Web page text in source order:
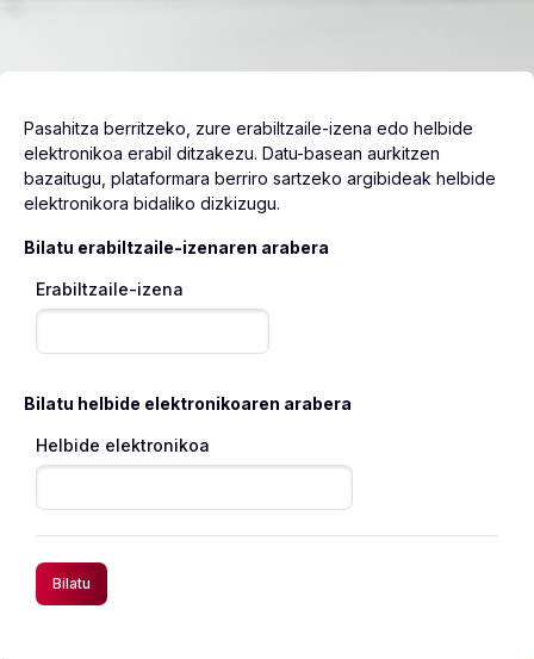
Pasahitza berritzeko, zure erabiltzaile-izena edo helbide
elektronikoa erabil ditzakezu. Datu-basean aurkitzen
bazaitugu, plataformara berriro sartzeko argibideak helbide
elektronikora bidaliko dizkizugu.
Bilatu erabiltzaile-izenaren arabera
Erabiltzaile-izena
Bilatu helbide elektronikoaren arabera
Helbide elektronikoa